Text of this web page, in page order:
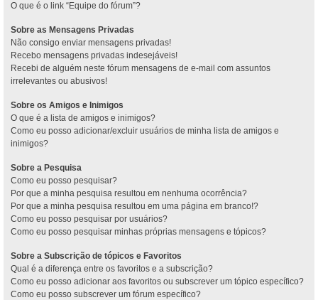
O que é o link “Equipe do fórum”?
Sobre as Mensagens Privadas
Não consigo enviar mensagens privadas!
Recebo mensagens privadas indesejáveis!
Recebi de alguém neste fórum mensagens de e-mail com assuntos
irrelevantes ou abusivos!
Sobre os Amigos e Inimigos
O que é a lista de amigos e inimigos?
Como eu posso adicionar/excluir usuários de minha lista de amigos e
inimigos?
Sobre a Pesquisa
Como eu posso pesquisar?
Por que a minha pesquisa resultou em nenhuma ocorrência?
Por que a minha pesquisa resultou em uma página em branco!?
Como eu posso pesquisar por usuários?
Como eu posso pesquisar minhas próprias mensagens e tópicos?
Sobre a Subscrição de tópicos e Favoritos
Qual é a diferença entre os favoritos e a subscrição?
Como eu posso adicionar aos favoritos ou subscrever um tópico específico?
Como eu posso subscrever um fórum específico?